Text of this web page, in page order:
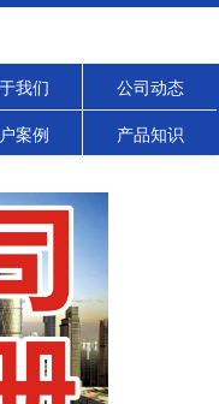
我们 公司动态
案例 产品知识